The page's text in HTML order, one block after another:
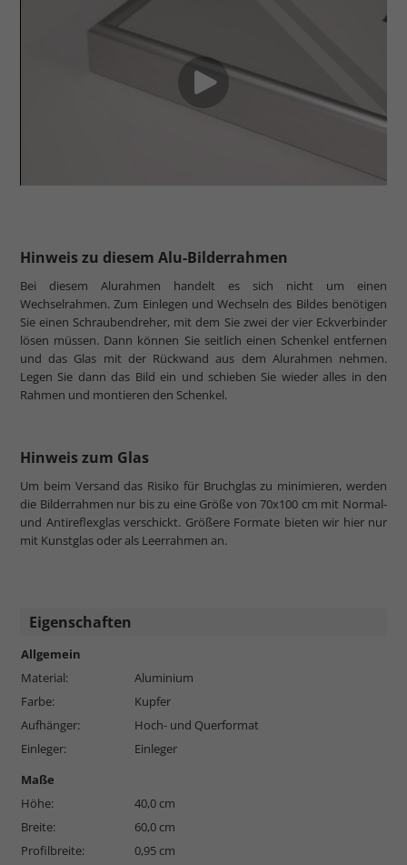
Hinweis zu diesem Alu-Bilderrahmen
Bei diesem Alurahmen handelt es sich nicht um einen
Wechselrahmen. Zum Einlegen und Wechseln des Bildes benötigen
Sie einen Schraubendreher, mit dem Sie zwei der vier Eckverbinder
lösen müssen. Dann können Sie seitlich einen Schenkel entfernen
und das Glas mit der Rückwand aus dem Alurahmen nehmen.
Legen Sie dann das Bild ein und schieben Sie wieder alles in den
Rahmen und montieren den Schenkel.
Hinweis zum Glas
Um beim Versand das Risiko für Bruchglas zu minimieren, werden
die Bilderrahmen nur bis zu eine Größe von 70x100 cm mit Normal-
und Antireflexglas verschickt. Größere Formate bieten wir hier nur
mit Kunstglas oder als Leerrahmen an.
Eigenschaften
Allgemein
Material:
Aluminium
Farbe:
Kupfer
Aufhänger:
Hoch- und Querformat
Einleger:
Einleger
Maße
Höhe:
40,0 cm
Breite:
60,0 cm
Profilbreite:
0,95 cm